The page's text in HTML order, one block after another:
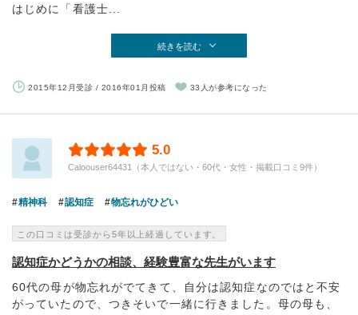
はじめに「看護士...
続きを読む
2015年12月受診 / 2016年01月投稿 33人が参考になった
5.0
Caloouser64431（本人ではない・60代・女性・掲載口コミ9件）
精神科 認知症 物忘れがひどい
この口コミは受診から5年以上経過しています。
認知症かどうかの相談、経験豊富な先生がいます
60代の母が物忘れがでてきて、自分は認知症なのではと不安
がっていたので、つきそいで一緒に行きました。母の母も、